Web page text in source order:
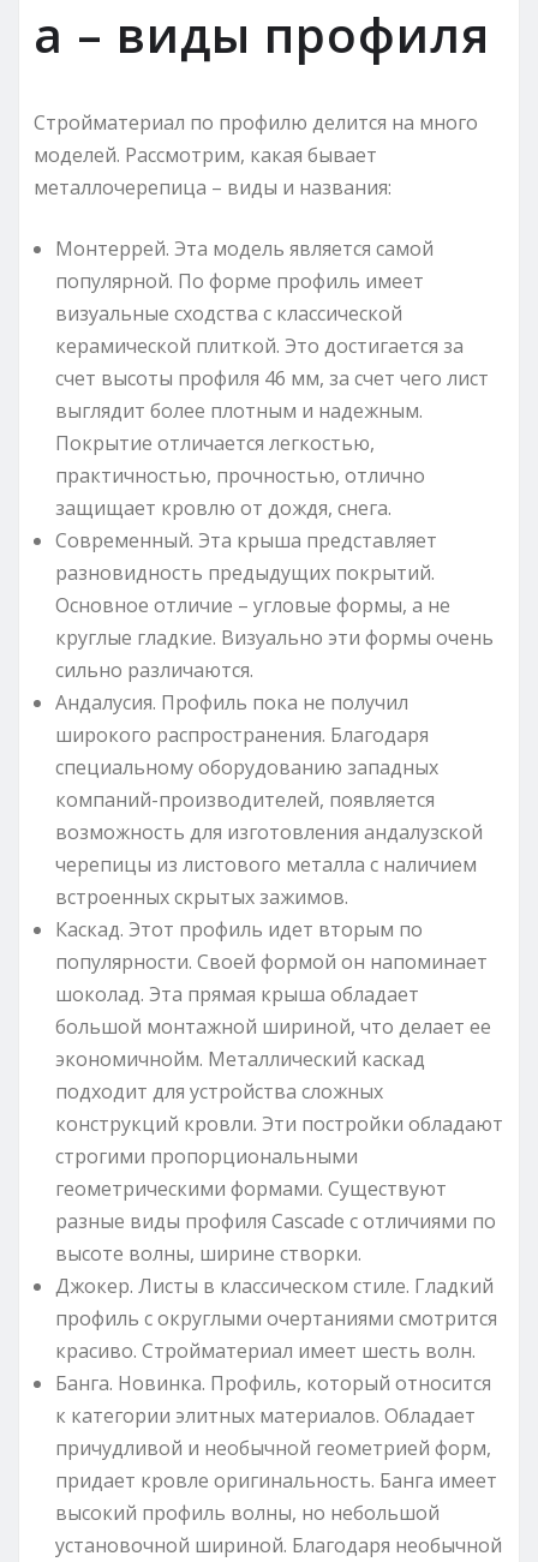
а – виды профиля
Стройматериал по профилю делится на много
моделей. Рассмотрим, какая бывает
металлочерепица – виды и названия:
Монтеррей. Эта модель является самой
популярной. По форме профиль имеет
визуальные сходства с классической
керамической плиткой. Это достигается за
счет высоты профиля 46 мм, за счет чего лист
выглядит более плотным и надежным.
Покрытие отличается легкостью,
практичностью, прочностью, отлично
защищает кровлю от дождя, снега.
Современный. Эта крыша представляет
разновидность предыдущих покрытий.
Основное отличие – угловые формы, а не
круглые гладкие. Визуально эти формы очень
сильно различаются.
Андалусия. Профиль пока не получил
широкого распространения. Благодаря
специальному оборудованию западных
компаний-производителей, появляется
возможность для изготовления андалузской
черепицы из листового металла с наличием
встроенных скрытых зажимов.
Каскад. Этот профиль идет вторым по
популярности. Своей формой он напоминает
шоколад. Эта прямая крыша обладает
большой монтажной шириной, что делает ее
экономичнойм. Металлический каскад
подходит для устройства сложных
конструкций кровли. Эти постройки обладают
строгими пропорциональными
геометрическими формами. Существуют
разные виды профиля Cascade с отличиями по
высоте волны, ширине створки.
Джокер. Листы в классическом стиле. Гладкий
профиль с округлыми очертаниями смотрится
красиво. Стройматериал имеет шесть волн.
Банга. Новинка. Профиль, который относится
к категории элитных материалов. Обладает
причудливой и необычной геометрией форм,
придает кровле оригинальность. Банга имеет
высокий профиль волны, но небольшой
установочной шириной. Благодаря необычной